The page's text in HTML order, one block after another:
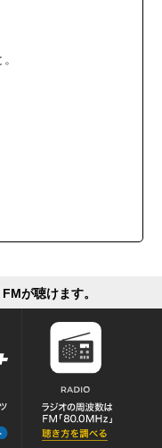
が聴けます。